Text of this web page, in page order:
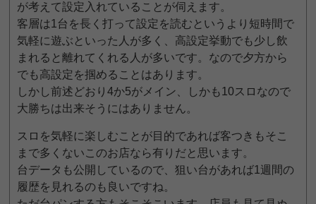
が考えて設定入れていることが伺えます。
客層は1台を長く打って設定を読むというより短時間で
気軽に遊ぶといった人が多く、高設定挙動でも少し飲
まれると離れてくれる人が多いです。なので夕方から
でも高設定を掴めることはあります。
しかし前述どおり4か5がメイン、しかも10スロなので
大勝ちは出来そうにはありません。
スロを気軽に楽しむことが目的であれば客つきもそこ
まで多くないこのお店なら有りだと思います。
台データも公開しているので、狙い台があれば1週間の
履歴を見れるのも良いですね。